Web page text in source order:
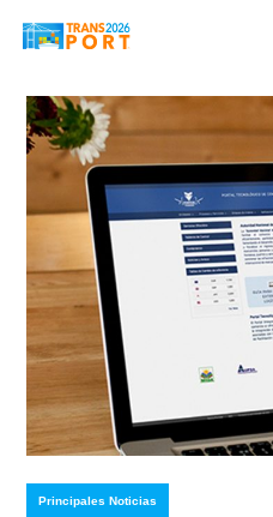
Principales Noticias